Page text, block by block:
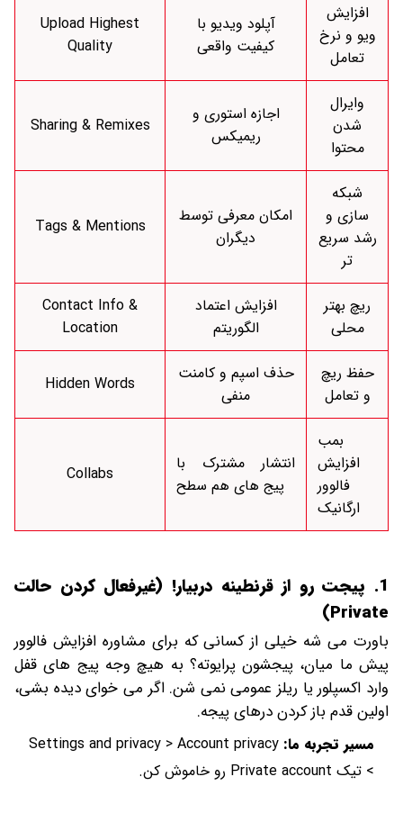
Upload Highest
Quality
آپلود ویدیو با
کیفیت واقعی
افزایش
ویو و نرخ
تعامل
Sharing & Remixes
اجازه استوری و
ریمیکس
وایرال
شدن
محتوا
Tags & Mentions
امکان معرفی توسط
دیگران
شبکه‌
سازی و
رشد سریع‌
تر
Contact Info &
Location
افزایش اعتماد
الگوریتم
ریچ بهتر
محلی
Hidden Words
حذف اسپم و کامنت
منفی
حفظ ریچ
و تعامل
Collabs
انتشار مشترک با
پیج‌ های هم‌ سطح
بمب
افزایش
فالوور
ارگانیک
1. پیجت رو از قرنطینه دربیار! (غیرفعال کردن حالت
Private)
باورت می شه خیلی از کسانی که برای مشاوره افزایش فالوور
پیش ما میان، پیجشون پرایوته؟ به هیچ وجه پیج های قفل
وارد اکسپلور یا ریلز عمومی نمی شن. اگر می خوای دیده بشی،
اولین قدم باز کردن درهای پیجه.
مسیر تجربه ما: Settings and privacy > Account privacy
> تیک Private account رو خاموش کن.